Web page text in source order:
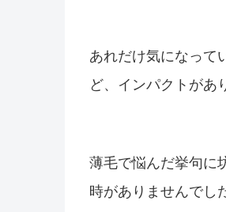
あれだけ気になって
ど、インパクトがあ
薄毛で悩んだ挙句に
時がありませんでし